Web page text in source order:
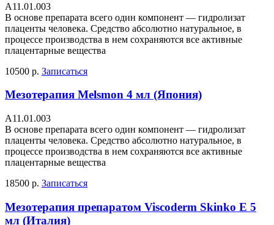
А11.01.003
В основе препарата всего один компонент — гидролизат
плаценты человека. Средство абсолютно натуральное, в
процессе производства в нем сохраняются все активные
плацентарные вещества
10500 р. Записаться
Мезотерапия Melsmon 4 мл (Япония)
А11.01.003
В основе препарата всего один компонент — гидролизат
плаценты человека. Средство абсолютно натуральное, в
процессе производства в нем сохраняются все активные
плацентарные вещества
18500 р. Записаться
Мезотерапия препаратом Viscoderm Skinko E 5
мл (Италия)